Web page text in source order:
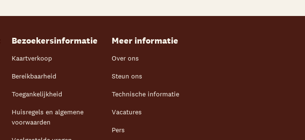
Bezoekersinformatie
Kaartverkoop
Bereikbaarheid
Toegankelijkheid
Huisregels en algemene
voorwaarden
Meer informatie
Over ons
Steun ons
Technische informatie
Vacatures
Pers